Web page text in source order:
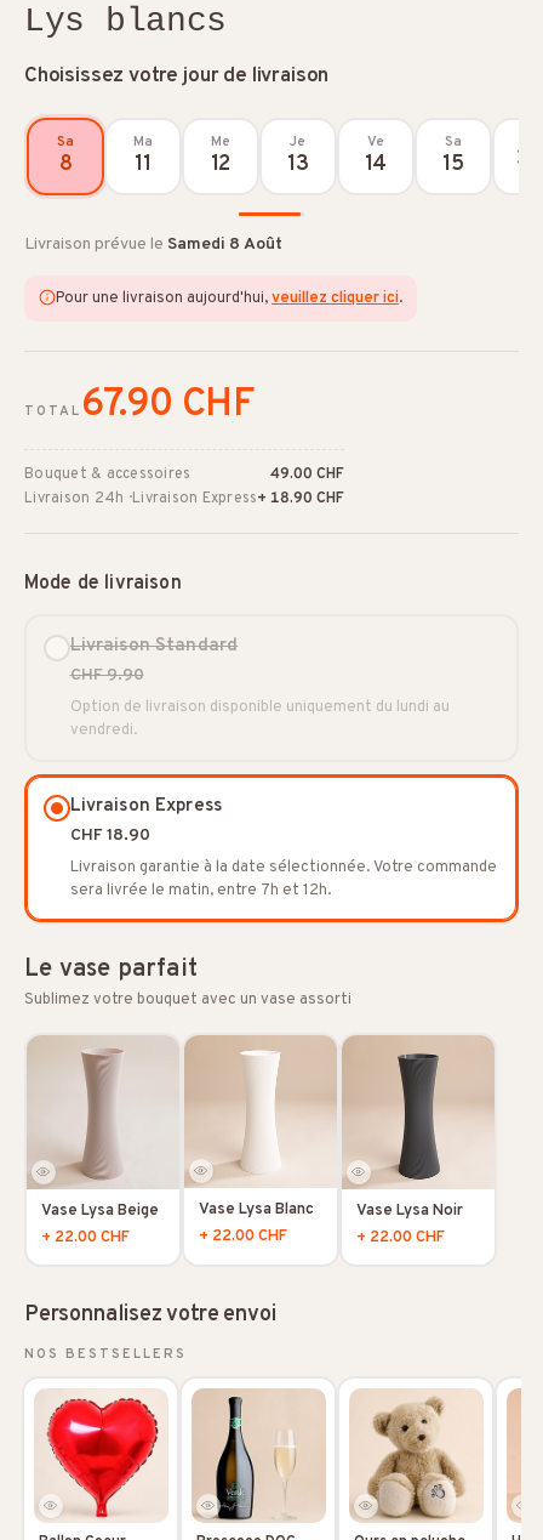
Lys blancs
Choisissez votre jour de livraison
Sa
8
Ma
11
Me
12
Je
13
Ve
14
Sa
15
Livraison prévue le Samedi 8 Août
Pour une livraison aujourd'hui,veuillez cliquer ici.
TOTAL 67.90 CHF
Bouquet & accessoires
49.00 CHF
Livraison 24h · Livraison Express+ 18.90 CHF
Mode de livraison
Livraison Standard
CHF 9.90
Option de livraison disponible uniquement du lundi au
vendredi.
Livraison Express
CHF 18.90
Livraison garantie à la date sélectionnée. Votre commande
sera livrée le matin, entre 7h et 12h.
Le vase parfait
Sublimez votre bouquet avec un vase assorti
Vase Lysa Beige
+ 22.00 CHF
Vase Lysa Blanc
+ 22.00 CHF
Vase Lysa Noir
+ 22.00 CHF
Personnalisez votre envoi
NOS BESTSELLERS